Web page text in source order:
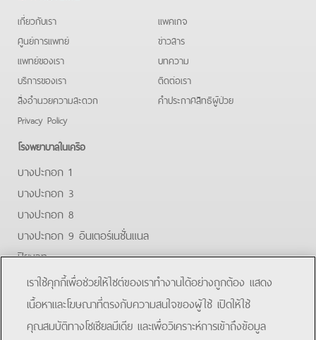
เกี่ยวกับเรา
ศูนย์การแพทย์
แพทย์ของเรา
บริการของเรา
สิ่งอำนวยความสะดวก
Privacy Policy
แพคเกจ
ข่าวสาร
บทความ
ติดต่อเรา
คําประกาศสิทธิผู้ป่วย
โรงพยาบาลในเครือ
บางปะกอก 1
บางปะกอก 3
บางปะกอก 8
บางปะกอก 9 อินเตอร์เนชั่นแนล
ปิยะเวท
บางปะกอก-รังสิต 2
บางปะกอกสมุทรปราการ
FacebookLine
เราใช้คุกกี้เพื่อช่วยให้ไซต์ของเราทำงานได้อย่างถูกต้อง แสดง
เนื้อหาและโฆษณาที่ตรงกับความสนใจของผู้ใช้ เปิดให้ใช้
คุณสมบัติทางโซเชียลมีเดีย และเพื่อวิเคราะห์การเข้าถึงข้อมูล